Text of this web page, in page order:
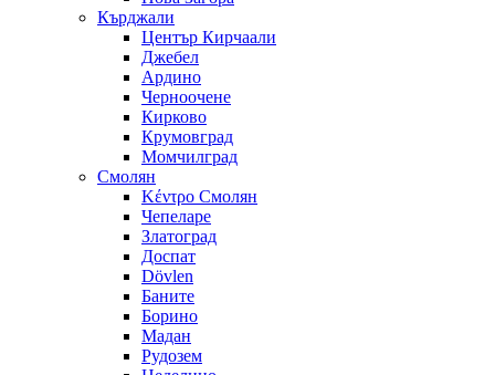
Кърджали
Център Кирчаали
Джебел
Ардино
Черноочене
Кирково
Крумовград
Момчилград
Смолян
Κέντρο Смолян
Чепеларе
Златоград
Доспат
Dövlen
Баните
Борино
Мадан
Рудозем